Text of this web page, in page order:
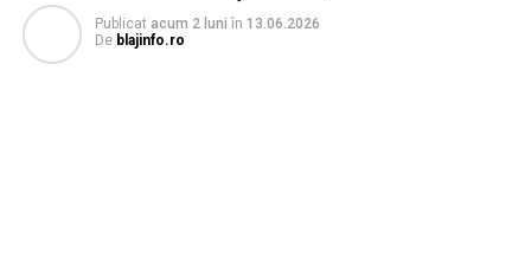
Publicat acum 2 luni în 13.06.2026
De blajinfo.ro